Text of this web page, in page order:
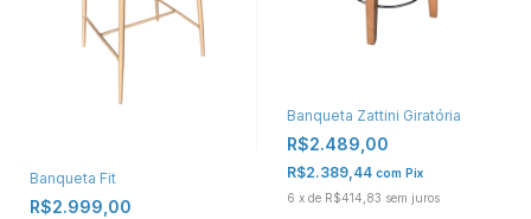
Banqueta Fit
R$2.999,00
Banqueta Zattini Giratória
R$2.489,00
R$2.389,44 com Pix
6 x de R$414,83 sem juros